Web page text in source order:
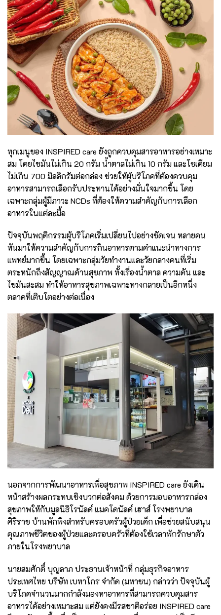
ทุกเมนูของ INSPIRED care ยังถูกควบคุมสารอาหารอย่างเหมาะ
สม โดยไขมันไม่เกิน 20 กรัม น้ำตาลไม่เกิน 10 กรัม และโซเดียม
ไม่เกิน 700 มิลลิกรัมต่อกล่อง ช่วยให้ผู้บริโภคที่ต้องควบคุม
อาหารสามารถเลือกรับประทานได้อย่างมั่นใจมากขึ้น โดย
เฉพาะกลุ่มผู้มีภาวะ NCDs ที่ต้องให้ความสำคัญกับการเลือก
อาหารในแต่ละมื้อ
ปัจจุบันพฤติกรรมผู้บริโภคเริ่มเปลี่ยนไปอย่างชัดเจน หลายคน
หันมาให้ความสำคัญกับการกินอาหารตามคำแนะนำทางการ
แพทย์มากขึ้น โดยเฉพาะกลุ่มวัยทำงานและวัยกลางคนที่เริ่ม
ตระหนักถึงสัญญาณด้านสุขภาพ ทั้งเรื่องน้ำตาล ความดัน และ
ไขมันสะสม ทำให้อาหารสุขภาพเฉพาะทางกลายเป็นอีกหนึ่ง
ตลาดที่เติบโตอย่างต่อเนื่อง
นอกจากการพัฒนาอาหารเพื่อสุขภาพ INSPIRED care ยังเดิน
หน้าสร้างผลกระทบเชิงบวกต่อสังคม ด้วยการมอบอาหารกล่อง
สุขภาพให้กับมูลนิธิโรนัลด์ แมคโดนัลด์ เฮาส์ โรงพยาบาล
ศิริราช บ้านพักพิงสำหรับครอบครัวผู้ป่วยเด็ก เพื่อช่วยสนับสนุน
คุณภาพชีวิตของผู้ป่วยและครอบครัวที่ต้องใช้เวลาพักรักษาตัว
ภายในโรงพยาบาล
นายสมศักดิ์ บุญลาภ ประธานเจ้าหน้าที่ กลุ่มธุรกิจอาหาร
ประเทศไทย บริษัท เบทาโกร จำกัด (มหาชน) กล่าวว่า ปัจจุบันผู้
บริโภคจำนวนมากกำลังมองหาอาหารที่สามารถควบคุมสาร
อาหารได้อย่างเหมาะสม แต่ยังคงมีรสชาติอร่อย INSPIRED care